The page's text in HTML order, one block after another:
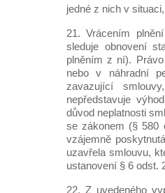
jedné z nich v
21. Vrácením
sleduje obnovení
plněním z ní).
nebo v náhradní
zavazující
nepředstavuje
důvod neplatnosti
se zákonem (§ 580
vzájemně
uzavřela smlouvu,
ustanovení § 6 odst.
22. Z uvedeného